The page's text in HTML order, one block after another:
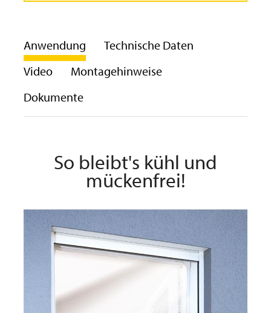
Anwendung
Technische Daten
Video
Montagehinweise
Dokumente
So bleibt's kühl und
mückenfrei!